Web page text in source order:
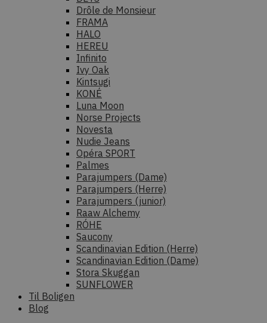
Drôle de Monsieur
FRAMA
HALO
HEREU
Infinito
Ivy Oak
Kintsugi
KONÉ
Luna Moon
Norse Projects
Novesta
Nudie Jeans
Opéra SPORT
Palmes
Parajumpers (Dame)
Parajumpers (Herre)
Parajumpers (junior)
Raaw Alchemy
RÓHE
Saucony
Scandinavian Edition (Herre)
Scandinavian Edition (Dame)
Stora Skuggan
SUNFLOWER
Til Boligen
Blog